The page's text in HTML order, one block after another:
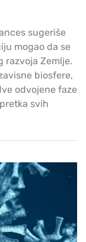
sugeriše
mogao da se
razvoja Zemlje.
biosfere,
odvojene faze
svih